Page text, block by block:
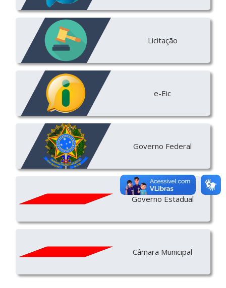
Licitação
e-Eic
Governo Federal
Governo Estadual
Câmara Municipal